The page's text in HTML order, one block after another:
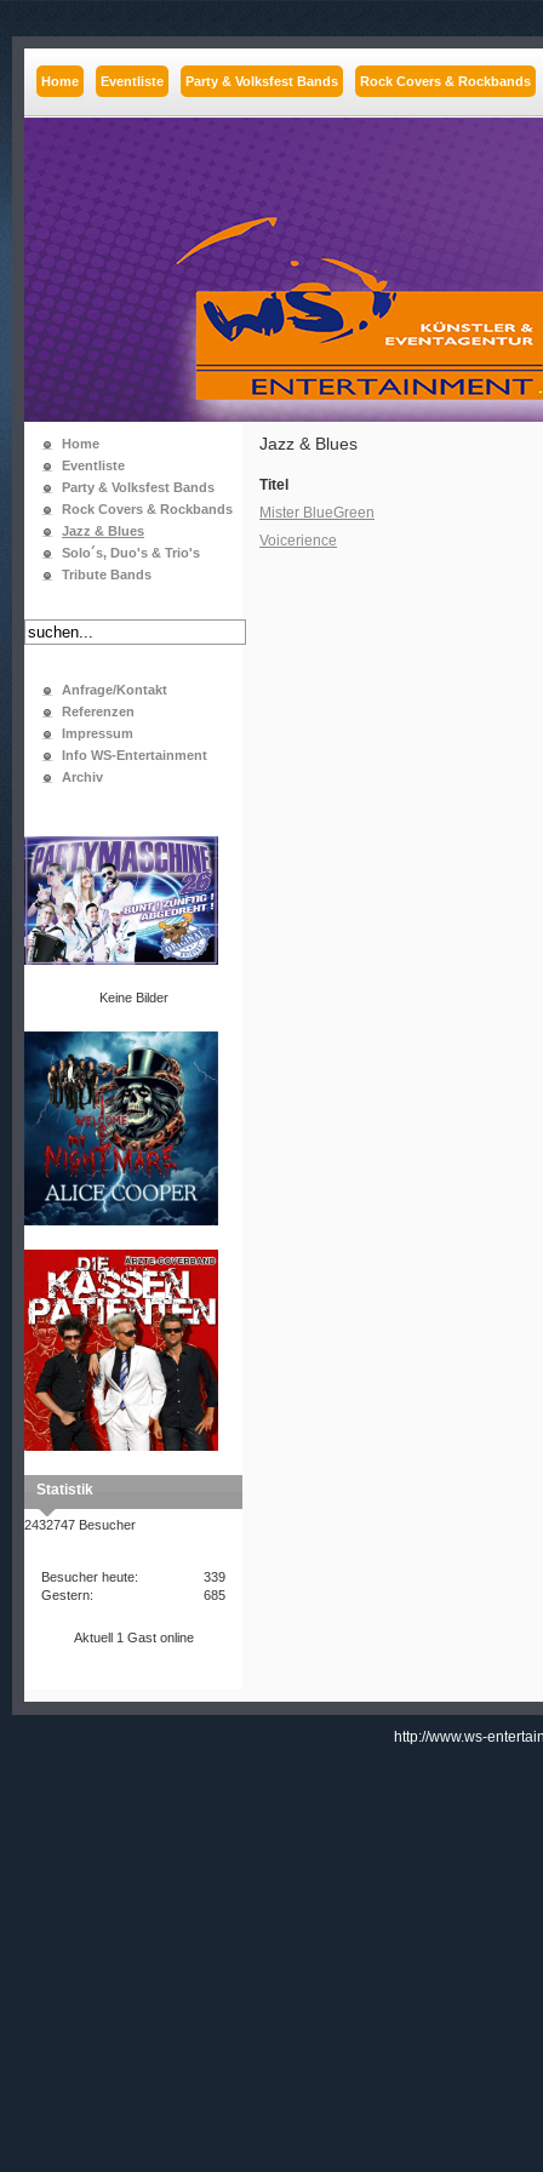
Home Eventliste Party & Volksfest Bands Rock Covers & Rockbands
Home
Eventliste
Party & Volksfest Bands
Rock Covers & Rockbands
Jazz & Blues
Solo´s, Duo's & Trio's
Tribute Bands
Anfrage/Kontakt
Referenzen
Impressum
Info WS-Entertainment
Archiv
Keine Bilder
Statistik
2432747 Besucher
Besucher heute:
339
Gestern:
685
Aktuell 1 Gast online
Jazz & Blues
Titel
Mister BlueGreen
Voicerience
http://www.ws-